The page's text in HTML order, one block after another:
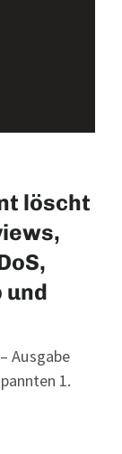
löscht
und
Ausgabe
1.